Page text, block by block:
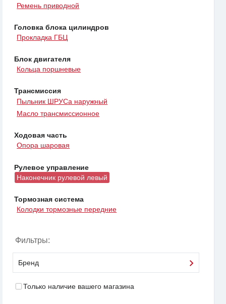
Ремень приводной
Головка блока цилиндров
Прокладка ГБЦ
Блок двигателя
Кольца поршневые
Трансмиссия
Пыльник ШРУСа наружный
Масло трансмиссионное
Ходовая часть
Опора шаровая
Рулевое управление
Наконечник рулевой левый
Тормозная система
Колодки тормозные передние
Фильтры:
Бренд
Только наличие вашего магазина